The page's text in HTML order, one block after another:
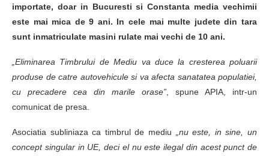
importate, doar in Bucuresti si Constanta media vechimii
este mai mica de 9 ani. In cele mai multe judete din tara
sunt inmatriculate masini rulate mai vechi de 10 ani.
„Eliminarea Timbrului de Mediu va duce la cresterea poluarii
produse de catre autovehicule si va afecta sanatatea populatiei,
cu precadere cea din marile orase” , spune APIA, intr-un
comunicat de presa.
Asociatia subliniaza ca timbrul de mediu
„nu este, in sine, un
concept singular in UE, deci el nu este ilegal din acest punct de